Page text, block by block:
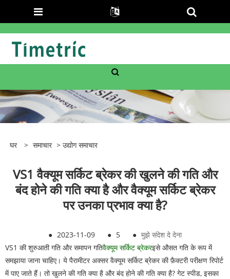
घर > समाचार > उद्योग समाचार
VS1 वैक्यूम सर्किट ब्रेकर की खुलने की गति और
बंद होने की गति क्या है और वैक्यूम सर्किट ब्रेकर
पर उनका प्रभाव क्या है?
● 2023-11-09 ● 5 ● मुझे संदेश दे देना
VS1 की शुरुआती गति और समापन गतिवैक्यूम सर्किट ब्रेकरइसे औसत गति के रूप में
समझाया जाना चाहिए। ये पैरामीटर अक्सर वैक्यूम सर्किट ब्रेकर की फ़ैक्टरी परीक्षण रिपोर्ट
में पाए जाते हैं। तो खुलने की गति क्या है और बंद होने की गति क्या है? गेट स्पीड, इसका